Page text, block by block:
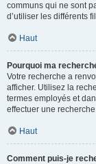
communs qui ne sont
d’utiliser les différents
Haut
Pourquoi ma
Votre recherche a
afficher. Utilisez la
termes employés et
effectuer une
Haut
Comment puis-je